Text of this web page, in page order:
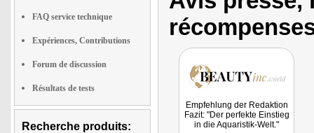
FAQ service technique
Expériences, Contributions
Forum de discussion
Résultats de tests
Recherche produits:
Empfehlung der Redaktion
Fazit: "Der perfekte Einstieg
in die Aquaristik-Welt."